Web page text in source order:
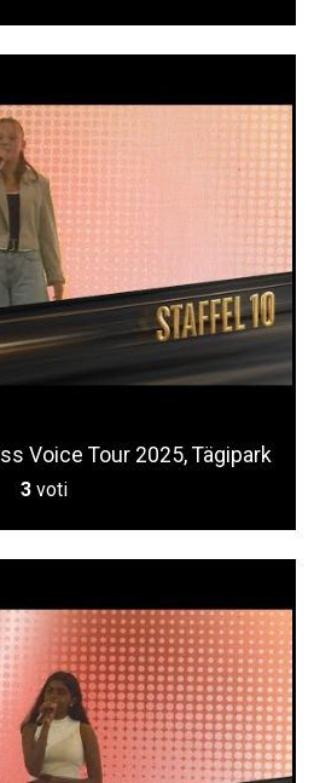
Voice Tour 2025, Tägipark
3 voti